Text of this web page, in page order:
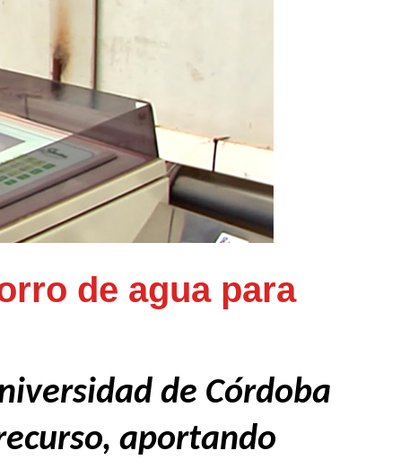
de agua para
de Córdoba
aportando